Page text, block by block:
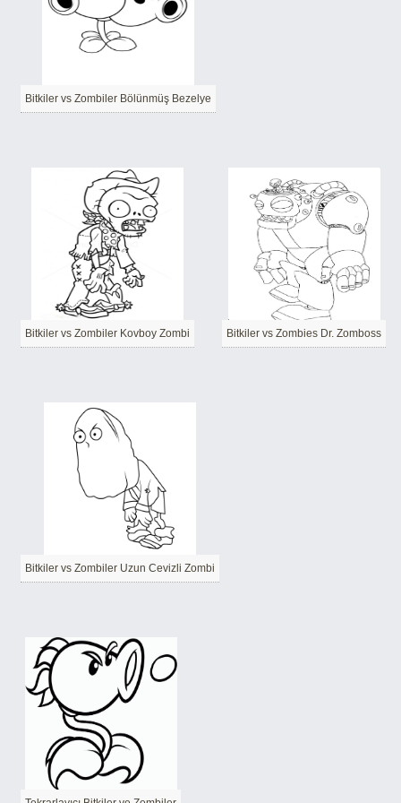
Bitkiler vs Zombiler Bölünmüş Bezelye
Bitkiler vs Zombiler Kovboy Zombi Bitkiler vs Zombies Dr. Zomboss
Bitkiler vs Zombiler Uzun Cevizli Zombi